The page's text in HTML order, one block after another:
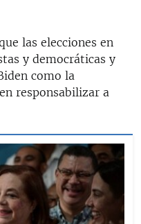
las elecciones en
y democráticas y
como la
responsabilizar a